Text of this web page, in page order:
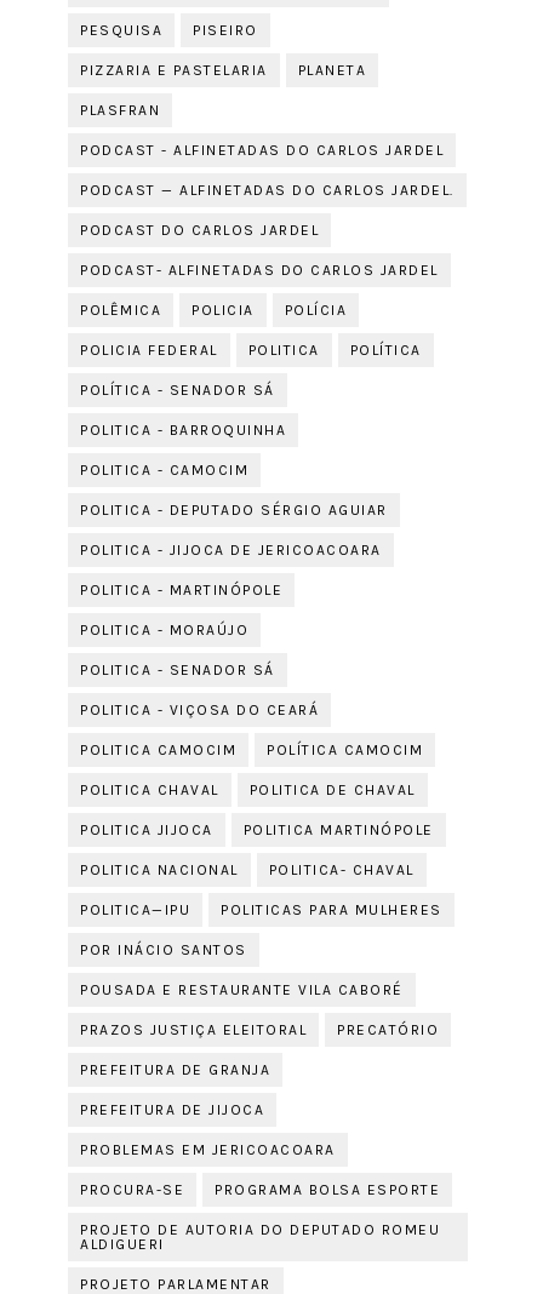
PESQUISA PISEIRO
PIZZARIA E PASTELARIA PLANETA
PLASFRAN
PODCAST - ALFINETADAS DO CARLOS JARDEL
PODCAST — ALFINETADAS DO CARLOS JARDEL.
PODCAST DO CARLOS JARDEL
PODCAST- ALFINETADAS DO CARLOS JARDEL
POLÊMICA POLICIA POLÍCIA
POLICIA FEDERAL POLITICA POLÍTICA
POLÍTICA - SENADOR SÁ
POLITICA - BARROQUINHA
POLITICA - CAMOCIM
POLITICA - DEPUTADO SÉRGIO AGUIAR
POLITICA - JIJOCA DE JERICOACOARA
POLITICA - MARTINÓPOLE
POLITICA - MORAÚJO
POLITICA - SENADOR SÁ
POLITICA - VIÇOSA DO CEARÁ
POLITICA CAMOCIM POLÍTICA CAMOCIM
POLITICA CHAVAL POLITICA DE CHAVAL
POLITICA JIJOCA POLITICA MARTINÓPOLE
POLITICA NACIONAL POLITICA- CHAVAL
POLITICA—IPU POLITICAS PARA MULHERES
POR INÁCIO SANTOS
POUSADA E RESTAURANTE VILA CABORÉ
PRAZOS JUSTIÇA ELEITORAL PRECATÓRIO
PREFEITURA DE GRANJA
PREFEITURA DE JIJOCA
PROBLEMAS EM JERICOACOARA
PROCURA-SE PROGRAMA BOLSA ESPORTE
PROJETO DE AUTORIA DO DEPUTADO ROMEU
ALDIGUERI
PROJETO PARLAMENTAR